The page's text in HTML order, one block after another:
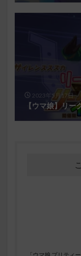
2023年5月17日
【ウマ娘】リ